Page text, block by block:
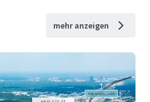
mehr anzeigen